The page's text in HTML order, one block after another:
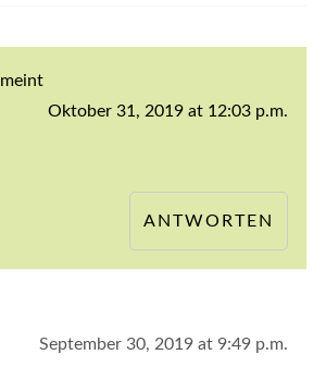
meint
Oktober 31, 2019 at 12:03 p.m.
ANTWORTEN
September 30, 2019 at 9:49 p.m.